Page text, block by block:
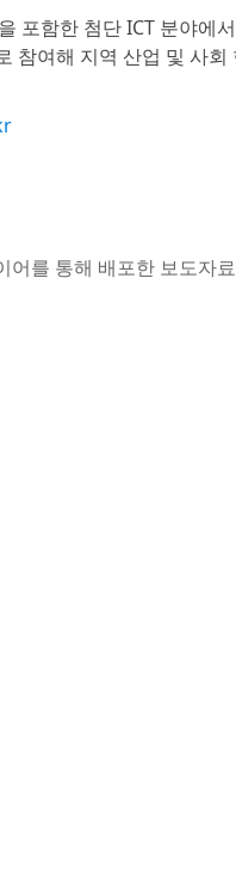
포함한 첨단 ICT 분야에
참여해 지역 산업 및 사
어를 통해 배포한 보도자